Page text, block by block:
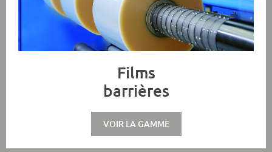
Films
barrières
VOIR LA GAMME